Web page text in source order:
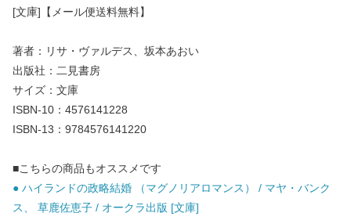
[文庫]【メール便送料無料】
著者：リサ・ヴァルデス、坂本あおい
出版社：二見書房
サイズ：文庫
ISBN-10：4576141228
ISBN-13：9784576141220
■こちらの商品もオススメです
● ハイランドの政略結婚 （マグノリアロマンス） / マヤ・バンク
ス、 草鹿佐恵子 / オークラ出版 [文庫]